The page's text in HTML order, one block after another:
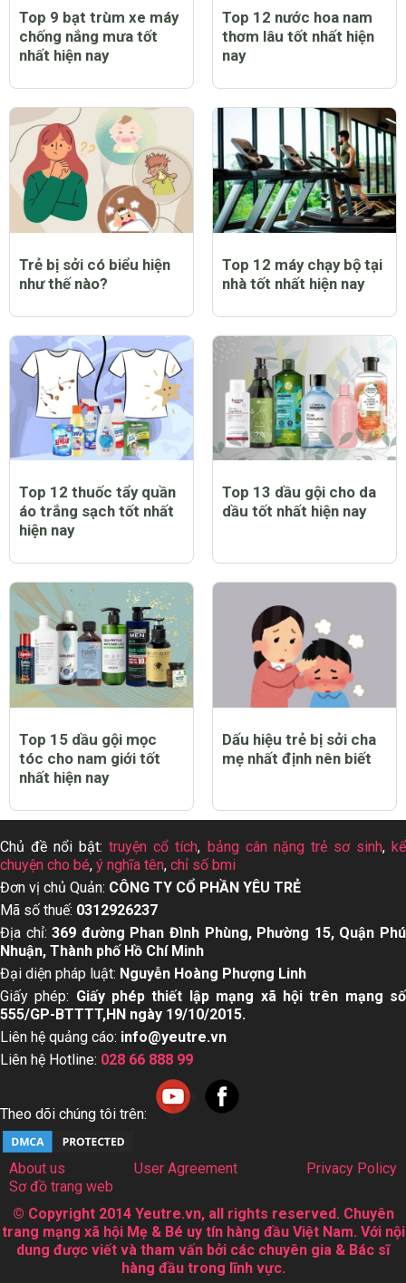
Top 9 bạt trùm xe máy
chống nắng mưa tốt
nhất hiện nay
Top 12 nước hoa nam
thơm lâu tốt nhất hiện
nay
Trẻ bị sởi có biểu hiện
như thế nào?
Top 12 máy chạy bộ tại
nhà tốt nhất hiện nay
Top 12 thuốc tẩy quần
áo trắng sạch tốt nhất
hiện nay
Top 13 dầu gội cho da
Top 15 dầu gội mọc
tóc cho nam giới tốt
nhất hiện nay
Dấu hiệu trẻ bị sởi cha
mẹ nhất định nên biết
Chủ đề nổi bật:truyện cổ tích,bảng cân nặng trẻ sơ sinh,kể
chuyện cho bé, ý nghĩa tên, chỉ số bmi
Đơn vị chủ Quản:CÔNG TY CỔ PHẦN YÊU TRẺ
Mã số thuế: 0312926237
Địa chỉ:369 đường Phan Đình Phùng, Phường 15, Quận Phú
Nhuận, Thành phố Hồ Chí Minh
Đại diện pháp luật:Nguyễn Hoàng Phượng Linh
Giấy phép thiết lập mạng xã hội trên mạng số
555/GP-BTTTT,HN ngày 19/10/2015.
Liên hệ quảng cáo: info@yeutre.vn
Liên hệ Hotline:028 66 888 99
Theo dõi chúng tôi trên:
About us User Agreement
Privacy Policy